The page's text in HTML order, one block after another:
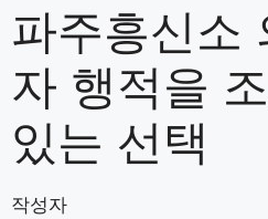
파주흥신소
자 행적을
있는 선택
작성자